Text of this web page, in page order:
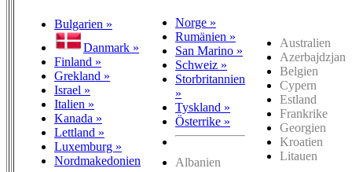
Bulgarien »
Danmark »
Finland »
Grekland »
Israel »
Italien »
Kanada »
Lettland »
Luxemburg »
Nordmakedonien
Norge »
Rumänien »
San Marino »
Schweiz »
Storbritannien
»
Tyskland »
Österrike »
Albanien
Australien
Azerbajdzjan
Belgien
Cypern
Estland
Frankrike
Georgien
Kroatien
Litauen